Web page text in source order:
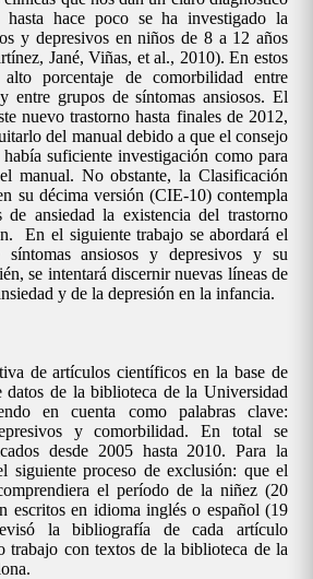
hace poco se ha investigado la
y depresivos en niños de 8 a 12 años
Jané, Viñas, et al., 2010). En estos
porcentaje de comorbilidad entre
entre grupos de síntomas ansiosos. El
nuevo trastorno hasta finales de 2012,
del manual debido a que el consejo
suficiente investigación como para
manual. No obstante, la Clasificación
su décima versión (CIE-10) contempla
ansiedad la existencia del trastorno
En el siguiente trabajo se abordará el
ansiosos y depresivos y su
se intentará discernir nuevas líneas de
y de la depresión en la infancia.
de artículos científicos en la base de
de la biblioteca de la Universidad
en cuenta como palabras clave:
y comorbilidad. En total se
desde 2005 hasta 2010. Para la
siguiente proceso de exclusión: que el
el período de la niñez (20
escritos en idioma inglés o español (19
la bibliografía de cada artículo
trabajo con textos de la biblioteca de la